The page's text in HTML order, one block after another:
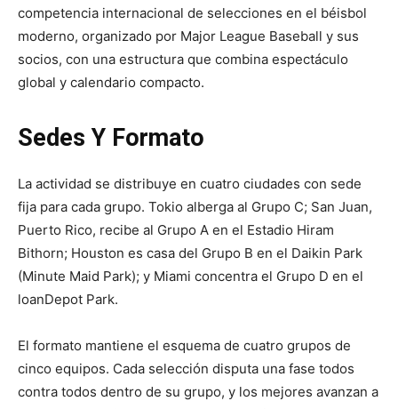
competencia internacional de selecciones en el béisbol
moderno, organizado por Major League Baseball y sus
socios, con una estructura que combina espectáculo
global y calendario compacto.
Sedes Y Formato
La actividad se distribuye en cuatro ciudades con sede
fija para cada grupo. Tokio alberga al Grupo C; San Juan,
Puerto Rico, recibe al Grupo A en el Estadio Hiram
Bithorn; Houston es casa del Grupo B en el Daikin Park
(Minute Maid Park); y Miami concentra el Grupo D en el
loanDepot Park.
El formato mantiene el esquema de cuatro grupos de
cinco equipos. Cada selección disputa una fase todos
contra todos dentro de su grupo, y los mejores avanzan a